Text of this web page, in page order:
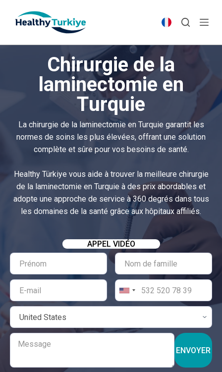
p
Chirurgie de la
laminectomie en
Turquie
La chirurgie de la laminectomie en Turquie garantit les
normes de soins les plus élevées, offrant une solution
complète et sûre pour vos besoins de santé.
Healthy Türkiye vous aide à trouver la meilleure chirurgie
de la laminectomie en Turquie à des prix abordables et
adopte une approche de service à 360 degrés dans tous
les domaines de la santé grâce aux hôpitaux affiliés.
APPEL VIDÉO
ENVOYER